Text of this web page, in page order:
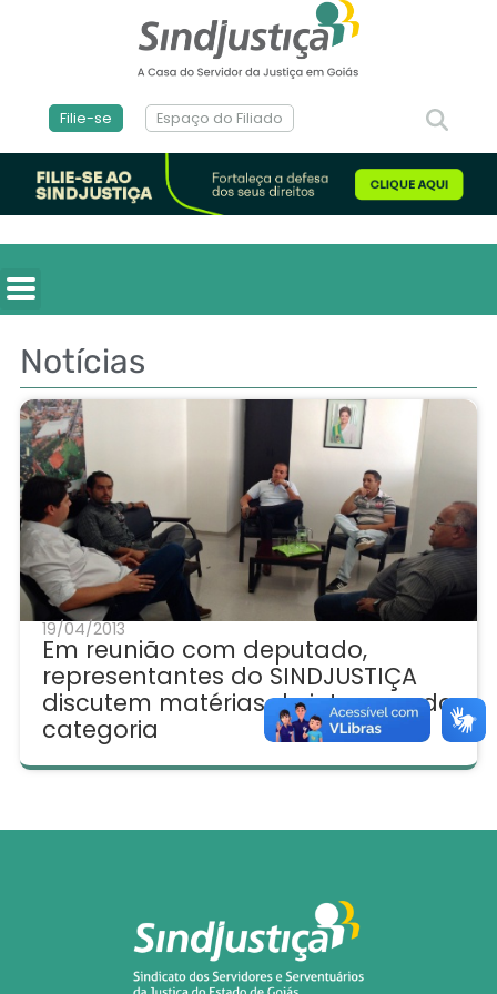
Filie-se Espaço do Filiado
Notícias
19/04/2013
Em reunião com deputado,
representantes do SINDJUSTIÇA
discutem matérias de interesse da
categoria